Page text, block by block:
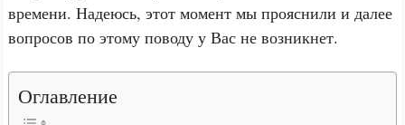
времени. Надеюсь, этот момент мы прояснили и далее
вопросов по этому поводу у Вас не возникнет.
Оглавление